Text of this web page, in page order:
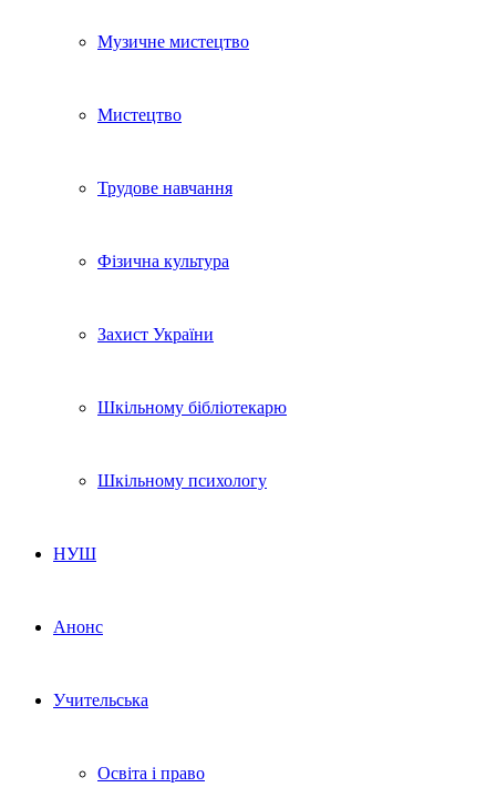
Музичне мистецтво
Мистецтво
Трудове навчання
Фізична культура
Захист України
Шкільному бібліотекарю
Шкільному психологу
НУШ
Анонс
Учительська
Освіта і право